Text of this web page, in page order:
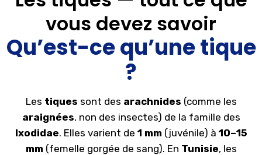
vous devez savoir
Qu’est-ce qu’une tique
?
Les tiques sont des arachnides (comme les
araignées, non des insectes) de la famille des
Ixodidae. Elles varient de 1 mm (juvénile) à 10–15
mm (femelle gorgée de sang). En Tunisie, les